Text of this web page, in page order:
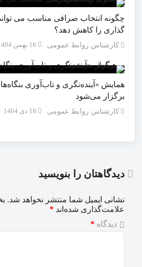
چگونه انتخاب صرافی مناسب می
گذاری را کاهش دهد؟
کارشناس روابط عمومی 16 بهمن 1404
همایش «آینده‌نگری و تاب‌آوری
برگزار می‌شود
کارشناس روابط عمومی 18 دی 1404
دیدگاهتان را بنویسید
نشانی ایمیل شما منتشر نخواهد شد.
علامت‌گذاری شده‌اند *
دیدگاه *